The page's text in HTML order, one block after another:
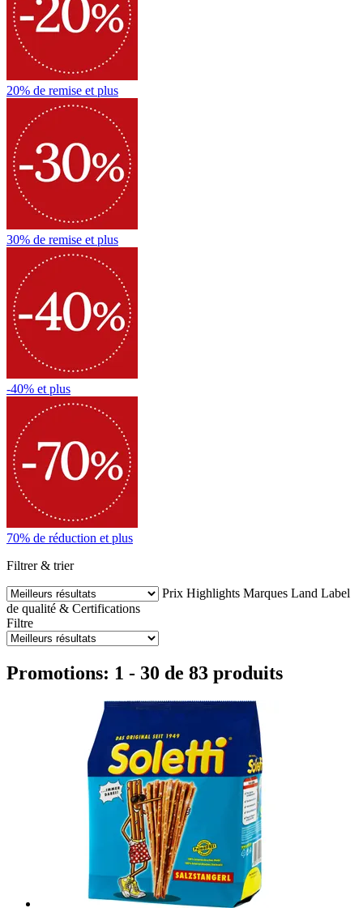
20% de remise et plus
30% de remise et plus
-40% et plus
70% de réduction et plus
Filtrer & trier
Prix Highlights Marques Land Label
de qualité & Certifications
Filtre
Promotions: 1 - 30 de 83 produits